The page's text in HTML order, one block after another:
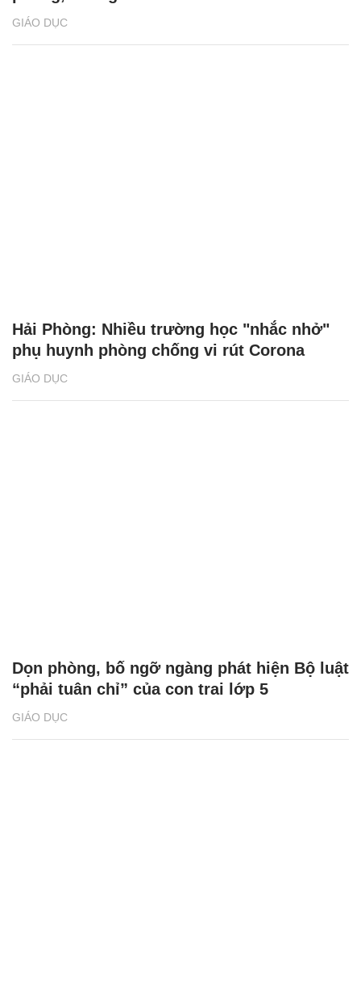
GIÁO DỤC
GIÁO DỤC
Hải Phòng: Nhiều trường học "nhắc nhở"
phụ huynh phòng chống vi rút Corona
GIÁO DỤC
Dọn phòng, bố ngỡ ngàng phát hiện Bộ luật
“phải tuân chỉ” của con trai lớp 5